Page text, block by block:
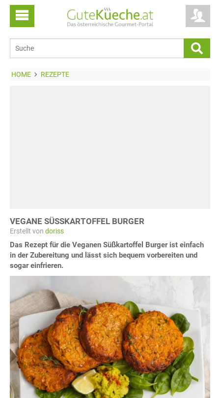
HOME REZEPTE
VEGANE SÜSSKARTOFFEL BURGER
Erstellt von doriss
Das Rezept für die Veganen Süßkartoffel Burger ist einfach
in der Zubereitung und lässt sich bequem vorbereiten und
sogar einfrieren.